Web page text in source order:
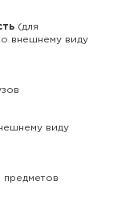
(для
внешнему виду
виду
предметов